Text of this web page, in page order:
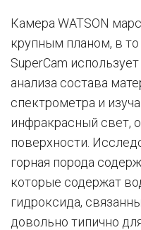
Камера WATSON
крупным планом, в
SuperCam
анализа состава
спектрометра и
инфракрасный свет,
поверхности.
горная порода
которые содержат
гидроксида,
довольно типично